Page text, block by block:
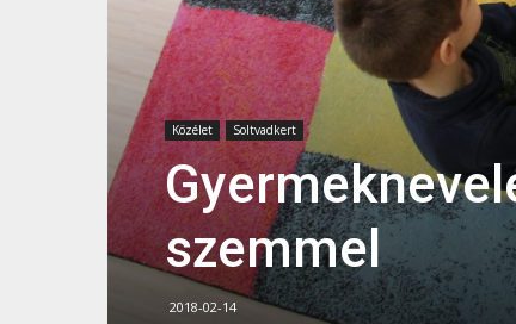
Közélet Soltvadkert
szemmel
2018-02-14